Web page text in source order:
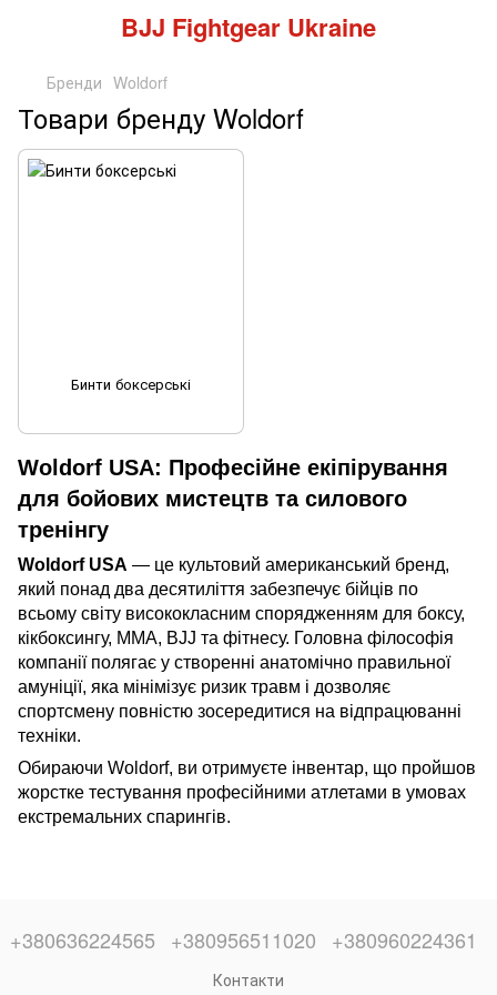
BJJ Fightgear Ukraine
Бренди Woldorf
Товари бренду Woldorf
Woldorf USA: Професійне екіпірування
для бойових мистецтв та силового
тренінгу
Woldorf USA — це культовий американський бренд,
який понад два десятиліття забезпечує бійців по
всьому світу висококласним спорядженням для боксу,
кікбоксингу, MMA, BJJ та фітнесу. Головна філософія
компанії полягає у створенні анатомічно правильної
амуніції, яка мінімізує ризик травм і дозволяє
спортсмену повністю зосередитися на відпрацюванні
техніки.
Обираючи Woldorf, ви отримуєте інвентар, що пройшов
жорстке тестування професійними атлетами в умовах
екстремальних спарингів.
Бинти боксерські
+380636224565 +380956511020 +380960224361
Контакти